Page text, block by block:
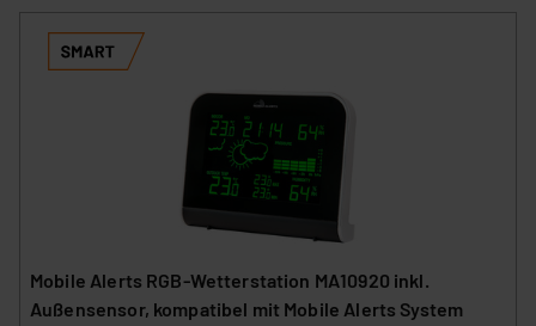
Mobile Alerts RGB-Wetterstation MA10920 inkl.
Außensensor, kompatibel mit Mobile Alerts System